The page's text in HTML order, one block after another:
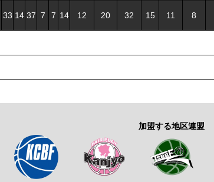
33 14 37 7 7 14 12 20 32 15 11 8
加盟する地区連盟